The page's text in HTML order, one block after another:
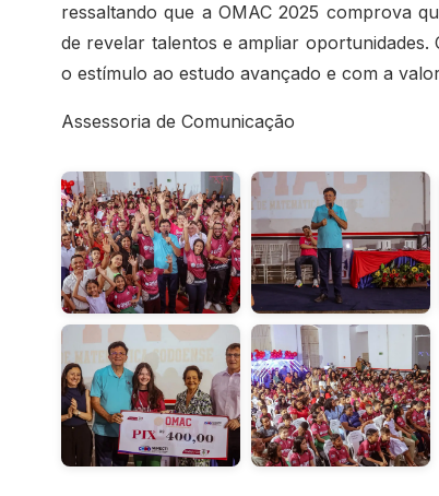
ressaltando que a OMAC 2025 comprova
de revelar talentos e ampliar
o estímulo ao estudo avançado e com a
Assessoria de Comunicação